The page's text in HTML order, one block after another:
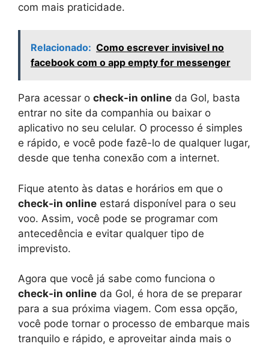
com mais praticidade.
Relacionado: Como escrever invisivel no
facebook com o app empty for messenger
Para acessar o check-in online da Gol, basta
entrar no site da companhia ou baixar o
aplicativo no seu celular. O processo é simples
e rápido, e você pode fazê-lo de qualquer lugar,
desde que tenha conexão com a internet.
Fique atento às datas e horários em que o
check-in online estará disponível para o seu
voo. Assim, você pode se programar com
antecedência e evitar qualquer tipo de
imprevisto.
Agora que você já sabe como funciona o
check-in online da Gol, é hora de se preparar
para a sua próxima viagem. Com essa opção,
você pode tornar o processo de embarque mais
tranquilo e rápido, e aproveitar ainda mais o